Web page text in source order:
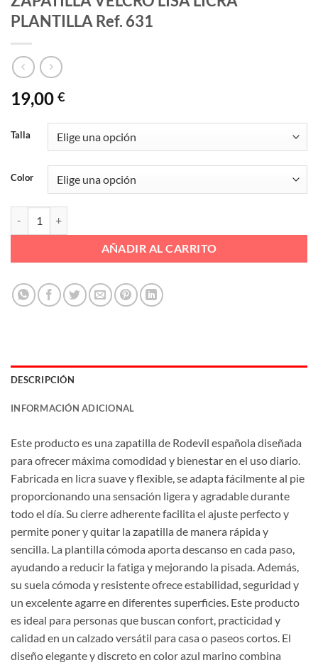
PLANTILLA Ref. 631
19,00 €
Talla
Color
AÑADIR AL CARRITO
DESCRIPCIÓN
INFORMACIÓN ADICIONAL
Este producto es una zapatilla de Rodevil española diseñada
para ofrecer máxima comodidad y bienestar en el uso diario.
Fabricada en licra suave y flexible, se adapta fácilmente al pie
proporcionando una sensación ligera y agradable durante
todo el día. Su cierre adherente facilita el ajuste perfecto y
permite poner y quitar la zapatilla de manera rápida y
sencilla. La plantilla cómoda aporta descanso en cada paso,
ayudando a reducir la fatiga y mejorando la pisada. Además,
su suela cómoda y resistente ofrece estabilidad, seguridad y
un excelente agarre en diferentes superficies. Este producto
es ideal para personas que buscan confort, practicidad y
calidad en un calzado versátil para casa o paseos cortos. El
diseño elegante y discreto en color azul marino combina